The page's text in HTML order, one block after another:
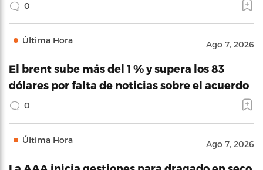
0
Última Hora Ago 7, 2026
El brent sube más del 1 % y supera los 83
dólares por falta de noticias sobre el acuerdo
0
Última Hora Ago 7, 2026